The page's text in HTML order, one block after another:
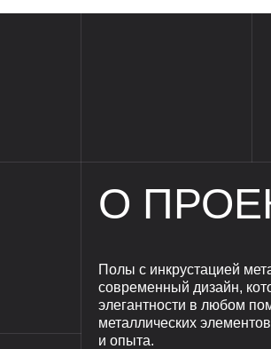
О
Полы с инкрустацией
современный дизайн,
элегантности в любом
металлических
и опыта.